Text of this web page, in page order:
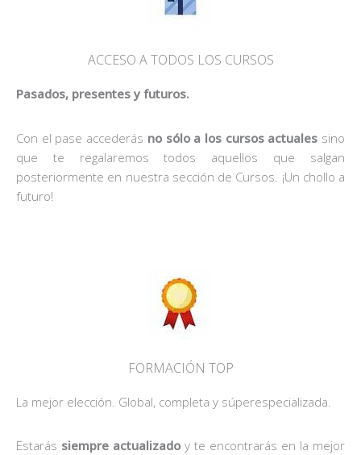
ACCESO A TODOS LOS CURSOS
Pasados, presentes y futuros.
Con el pase accederás no sólo a los cursos actuales sino
que te regalaremos todos aquellos que salgan
posteriormente en nuestra sección de Cursos. ¡Un chollo a
futuro!
FORMACIÓN TOP
La mejor elección. Global, completa y súperespecializada.
Estarás siempre actualizado y te encontrarás en la mejor